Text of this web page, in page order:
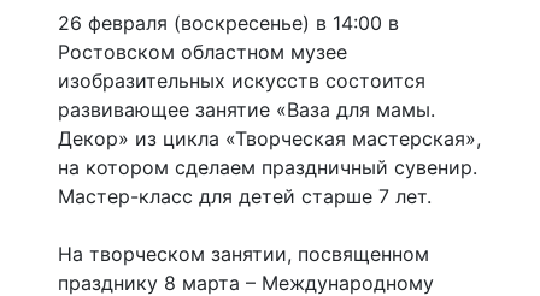
26 февраля (воскресенье) в 14:00 в
Ростовском областном музее
изобразительных искусств состоится
развивающее занятие «Ваза для мамы.
Декор» из цикла «Творческая мастерская»,
на котором сделаем праздничный сувенир.
Мастер-класс для детей старше 7 лет.
На творческом занятии, посвященном
празднику 8 марта – Международному